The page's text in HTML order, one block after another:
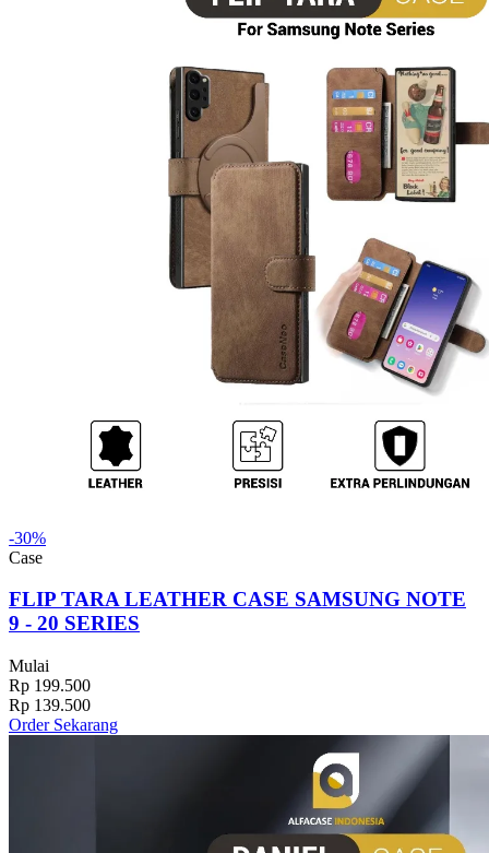
-30%
Case
FLIP TARA LEATHER CASE SAMSUNG NOTE
9 - 20 SERIES
Mulai
Rp 199.500
Rp 139.500
Order Sekarang